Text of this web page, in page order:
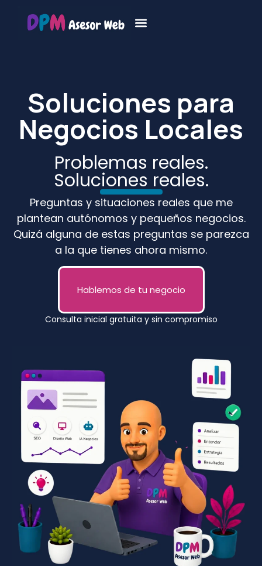
Soluciones para
Negocios Locales
Problemas reales.
Soluciones reales.
Preguntas y situaciones reales que me
plantean autónomos y pequeños negocios.
Quizá alguna de estas preguntas se parezca
a la que tienes ahora mismo.
Hablemos de tu negocio
Consulta inicial gratuita y sin compromiso